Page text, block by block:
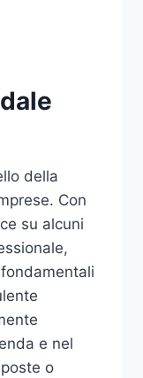
della
Con
su alcuni
e nel
o